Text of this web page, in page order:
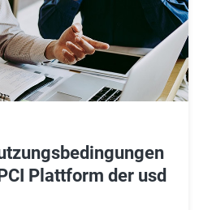
Plattform der usd